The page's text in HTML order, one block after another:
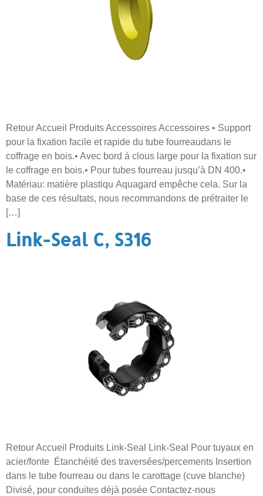
Retour Accueil Produits Accessoires Accessoires • Support
pour la fixation facile et rapide du tube fourreaudans le
coffrage en bois.• Avec bord à clous large pour la fixation sur
le coffrage en bois.• Pour tubes fourreau jusqu’à DN 400.•
Matériau: matière plastiqu Aquagard empêche cela. Sur la
base de ces résultats, nous recommandons de prétraiter le
[…]
Link-Seal C, S316
Retour Accueil Produits Link-Seal Link-Seal Pour tuyaux en
acier/fonte Étanchéité des traversées/percements Insertion
dans le tube fourreau ou dans le carottage (cuve blanche)
Divisé, pour conduites déjà posée Contactez-nous